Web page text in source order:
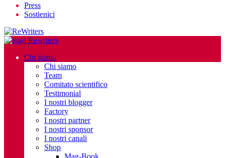
Press
Sostienici
Chi siamo
Chi siamo
Team
Comitato scientifico
Testimonial
I nostri blogger
Factory
I nostri partner
I nostri sponsor
I nostri canali
Shop
Mag-Book